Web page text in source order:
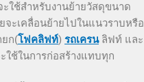
ใช้สำหรับงานย้ายวัสดุขนาด
ะเคลื่อนย้ายไปในแนวราบหรือ
ยก(โฟคลิฟท์)รถเครนลิฟท์ และ
ใช้ในการก่อสร้างแทบทุก